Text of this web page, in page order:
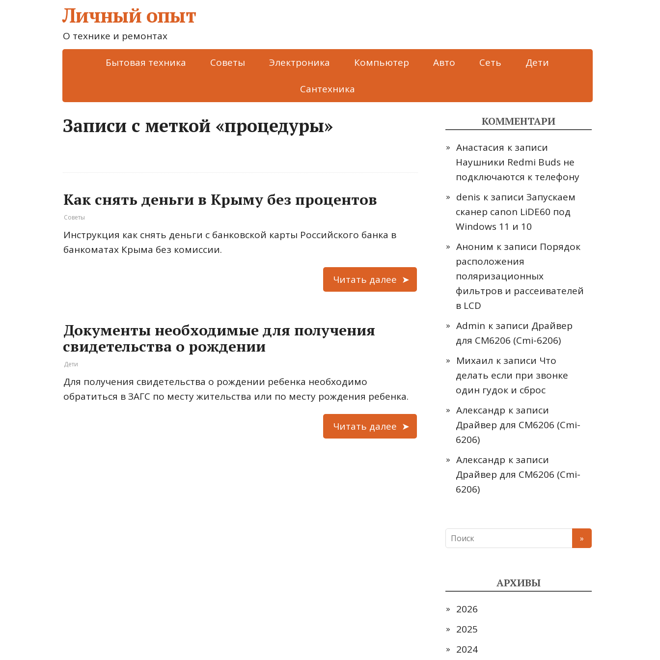
Личный опыт
О технике и ремонтах
Бытовая техника Советы Электроника Компьютер Авто Сеть Дети
Сантехника
Записи с меткой «процедуры»
Как снять деньги в Крыму без процентов
Советы
Инструкция как снять деньги с банковской карты Российского банка в
банкоматах Крыма без комиссии.
Читать далее
Документы необходимые для получения
свидетельства о рождении
Дети
Для получения свидетельства о рождении ребенка необходимо
обратиться в ЗАГС по месту жительства или по месту рождения ребенка.
Читать далее
КОММЕНТАРИ
Анастасия к записи
Наушники Redmi Buds не
подключаются к телефону
denis к записи Запускаем
сканер canon LiDE60 под
Windows 11 и 10
Аноним к записи Порядок
расположения
поляризационных
фильтров и рассеивателей
в LCD
Admin к записи Драйвер
для CM6206 (Cmi-6206)
Михаил к записи Что
делать если при звонке
один гудок и сброс
Александр к записи
Драйвер для CM6206 (Cmi-
6206)
Александр к записи
Драйвер для CM6206 (Cmi-
6206)
АРХИВЫ
2026
2025
2024